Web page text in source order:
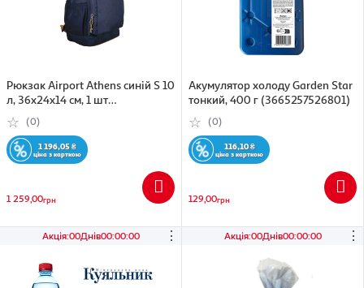
Рюкзак Airport Athens синій S 10
л, 36x24x14 см, 1 шт
(3665257503765)
(0)
1 196,05₴
ціна з карткою
1 259,00грн
Акумулятор холоду Garden Star
тонкий, 400 г (3665257526801)
(0)
116,10₴
ціна з карткою
129,00грн
Акція:00Днів00:00:00 ⋮ Акція:00Днів00:00:00 ⋮